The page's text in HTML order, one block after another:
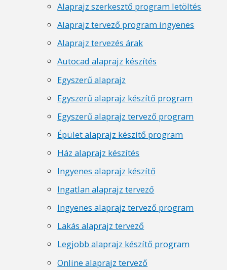
Alaprajz szerkesztő program letöltés
Alaprajz tervező program ingyenes
Alaprajz tervezés árak
Autocad alaprajz készítés
Egyszerű alaprajz
Egyszerű alaprajz készítő program
Egyszerű alaprajz tervező program
Épület alaprajz készítő program
Ház alaprajz készítés
Ingyenes alaprajz készítő
Ingatlan alaprajz tervező
Ingyenes alaprajz tervező program
Lakás alaprajz tervező
Legjobb alaprajz készítő program
Online alaprajz tervező